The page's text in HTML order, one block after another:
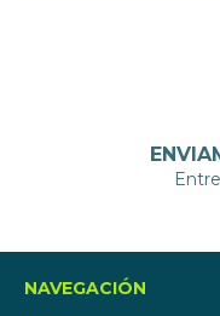
NAVEGACIÓN